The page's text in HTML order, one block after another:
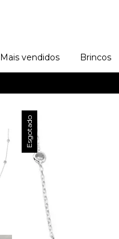
Mais vendidos Brincos
Esgotado